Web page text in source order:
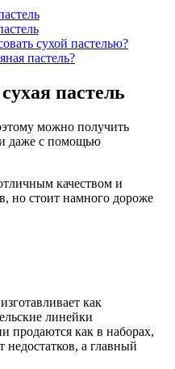
сухой пастелью?
пастель?
пастель
можно получить
даже с помощью
качеством и
но стоит намного дороже
как
линейки
продаются как в наборах,
а главный